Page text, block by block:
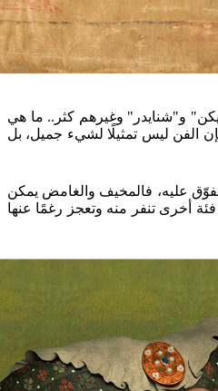
و"شنايدر" وغيرهم كثر.. ما هي
الفن ليس تمثيلًا لشيء جميل، بل
عليه، فالمخيف والغامض يمكن
فئة أخرى تنفر منه وتعجز رغمًا عنها